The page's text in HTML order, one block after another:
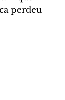
perdeu